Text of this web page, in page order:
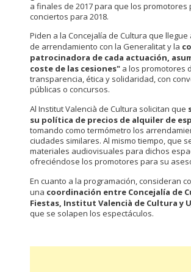
a finales de 2017 para que los promotores
conciertos para 2018.
Piden a la Concejalía de Cultura que
de arrendamiento con la Generalitat y la
patrocinadora de cada actuación,
coste de las cesiones" a los promotores
transparencia, ética y solidaridad, con
públicas o concursos.
Al Institut Valencià de Cultura solicitan que
su política de precios de alquiler de
tomando como termómetro los
ciudades similares. Al mismo tiempo, que
materiales audiovisuales para dichos
ofreciéndose los promotores para su
En cuanto a la programación, consideran
una coordinación entre Concejalía de
Fiestas, Institut Valencià de Cultura y
que se solapen los espectáculos.